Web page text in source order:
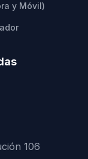
y Móvil)
106